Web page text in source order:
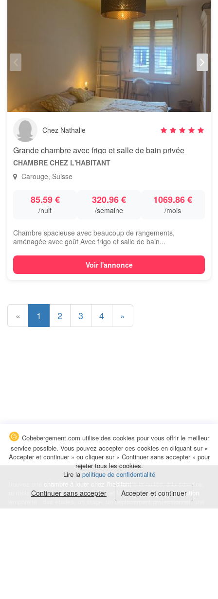
Chez Nathalie
Grande chambre avec frigo et salle de bain privée
CHAMBRE CHEZ L'HABITANT
Carouge, Suisse
85.59 €
/nuit
320.96 €
/semaine
1069.86 €
/mois
Chambre spacieuse avec beaucoup de rangements,
aménagée avec goût Avec frigo et salle de bain...
Voir l'annonce
« 1 2 3 4 »
chambre à louer chez l'habitantà la nuitée, à la semaine,
au mois ou à l'année pour de courts et longs séjours, unecolocation
temporaire : des études, un stage, un déplacement professionnel, une
Cohebergement.com utilise des cookies pour vous offrir le meilleur
service possible. Vous pouvez accepter ces cookies en cliquant sur «
Accepter et continuer » ou cliquer sur « Continuer sans accepter » pour
rejeter tous les cookies.
Lire la politique de confidentialité
Continuer sans accepter Accepter et continuer